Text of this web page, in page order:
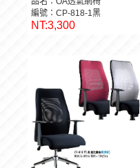
編號：CP-818-1黑
NT:3,300